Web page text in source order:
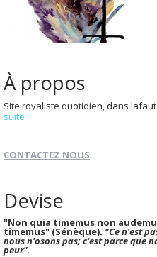
À propos
Site royaliste quotidien, dans
suite
CONTACTEZ NOUS
Devise
"Non quia timemus non
timemus" (Sénèque). "Ce n'est
nous n'osons pas; c'est parce que
peur".